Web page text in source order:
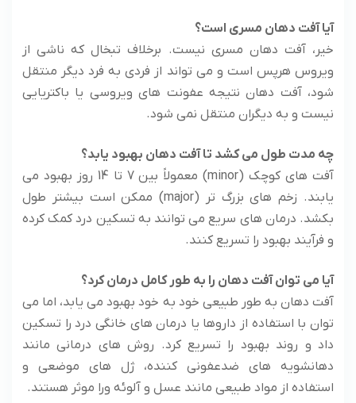
آیا آفت دهان مسری است؟
خیر، آفت دهان مسری نیست. برخلاف تبخال که ناشی از
ویروس هرپس است و می تواند از فردی به فرد دیگر منتقل
شود، آفت دهان نتیجه عفونت های ویروسی یا باکتریایی
نیست و به دیگران منتقل نمی شود.
چه مدت طول می کشد تا آفت دهان بهبود یابد؟
آفت های کوچک (minor) معمولاً بین 7 تا 14 روز بهبود می
یابند. زخم های بزرگ تر (major) ممکن است بیشتر طول
بکشد. درمان های سریع می توانند به تسکین درد کمک کرده
و فرآیند بهبود را تسریع کنند.
آیا می توان آفت دهان را به طور کامل درمان کرد؟
آفت دهان به طور طبیعی خود به خود بهبود می یابد، اما می
توان با استفاده از داروها یا درمان های خانگی درد را تسکین
داد و روند بهبود را تسریع کرد. روش های درمانی مانند
دهانشویه های ضدعفونی کننده، ژل های موضعی و
استفاده از مواد طبیعی مانند عسل و آلوئه ورا موثر هستند.